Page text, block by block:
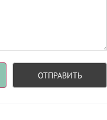
ОТПРАВИТЬ